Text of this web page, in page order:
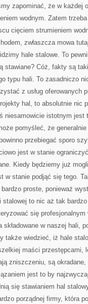
zapominać, że w każdej
wodnym. Zatem
cięciem strumieniem
zwłaszcza mowa
hale stalowe. To
stawiane? Cóż, fakty są
typu hali. To zasadniczo
z usług oferowanych
hal, to absolutnie nic
niesamowicie istotnym jest
pomyśleć, że
przebiegać sporo
jest w stanie
Kiedy będziemy już
w stanie podjąć się tego.
proste, ponieważ
to nic aż tak
się
składowane w naszej hali,
także wiedzieć, iż hale
maści przestępcami,
zniszczeniu, są
jest to by
się stawianiem hal
porządnej firmy, która